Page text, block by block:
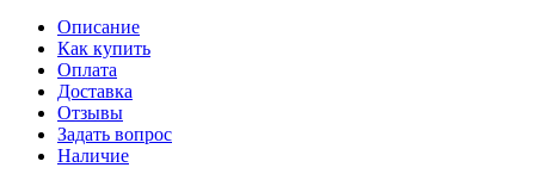
Описание
Как купить
Оплата
Доставка
Отзывы
Задать вопрос
Наличие